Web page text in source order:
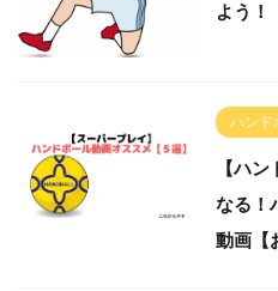
よう！
ハンド
【ハ
なる！
動画【